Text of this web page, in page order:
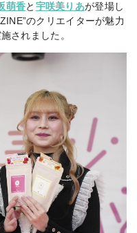
萌香と 宇咲美りあが登場し
のクリエイターが魅力
されました。